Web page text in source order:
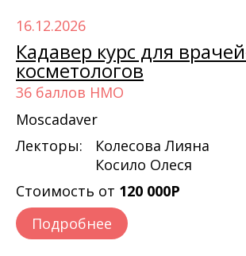
16.12.2026
Кадавер курс для
косметологов
36 баллов НМО
Moscadaver
Лекторы:
Колесова Лияна
Косило Олеся
Стоимость от 120 000Р
Подробнее